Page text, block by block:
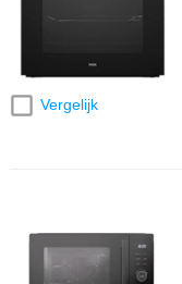
Vergelijk